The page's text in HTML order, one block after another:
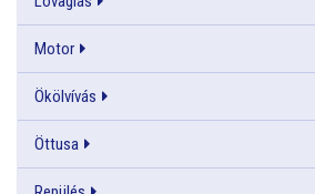
Motor
Ökölvívás
Öttusa